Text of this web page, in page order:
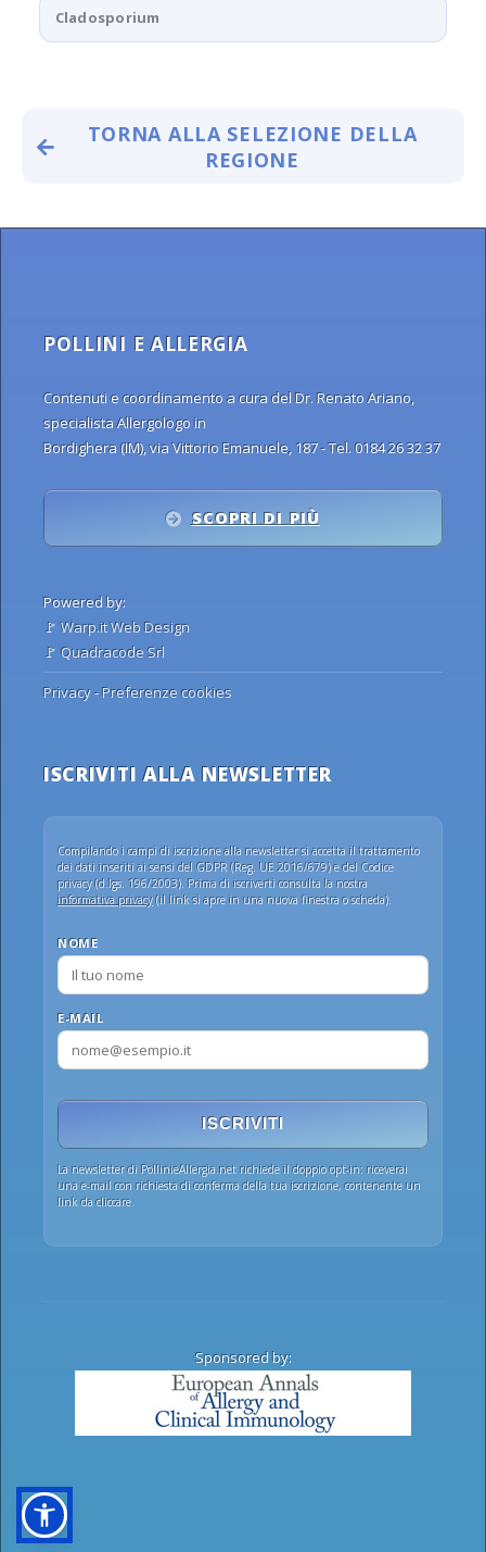
Cladosporium
TORNA ALLA SELEZIONE DELLA
REGIONE
ISCRIVITI ALLA NEWSLETTER
Compilando i campi di iscrizione alla newsletter si accetta il trattamento
dei dati inseriti ai sensi del GDPR (Reg. UE 2016/679) e del Codice
privacy (d.lgs. 196/2003). Prima di iscriverti consulta la nostra
informativa privacy(il link si apre in una nuova finestra o scheda).
NOME
E-MAIL
ISCRIVITI
La newsletter di PollinieAllergia.net richiede il doppio opt-in: riceverai
una e-mail con richiesta di conferma della tua iscrizione, contenente un
link da cliccare.
POLLINI E ALLERGIA
Contenuti e coordinamento a cura del Dr. Renato Ariano,
specialista Allergologo in
Bordighera (IM), via Vittorio Emanuele, 187 - Tel. 0184 26 32 37
SCOPRI DI PIÙ
Powered by:
🚩Warp.it Web Design
🚩 Quadracode Srl
Privacy-Preferenze cookies
Sponsored by: